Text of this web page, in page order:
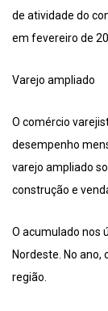
de atividade do
em fevereiro de
Varejo ampliado
O comércio
desempenho
varejo ampliado
construção e
O acumulado nos
Nordeste. No ano,
região.